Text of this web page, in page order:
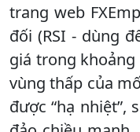
trang web
đối (RSI - dùng
giá trong
vùng thấp của
được “hạ nhiệt”,